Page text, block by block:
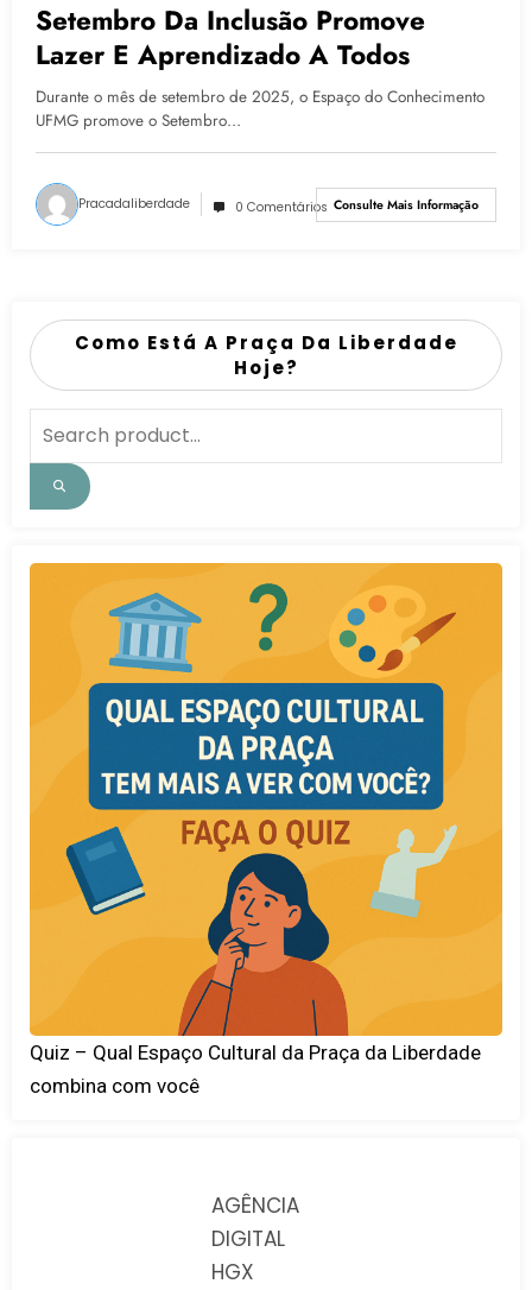
Setembro Da Inclusão Promove
Lazer E Aprendizado A Todos
Durante o mês de setembro de 2025, o Espaço do Conhecimento
UFMG promove o Setembro…
Pracadaliberdade 0 Comentários Consulte Mais Informação
Como Está A Praça Da Liberdade
Hoje?
Quiz – Qual Espaço Cultural da Praça da Liberdade
combina com você
AGÊNCIA
DIGITAL
HGX